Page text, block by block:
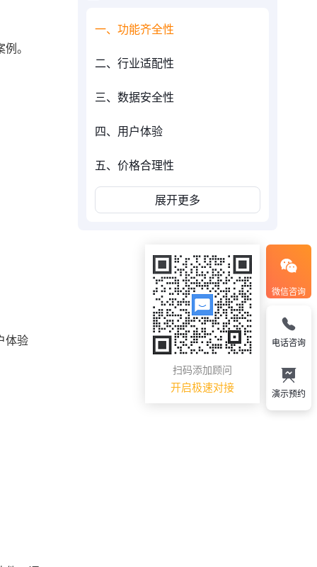
。
体验
一、功能齐全性
二、行业适配性
三、数据安全性
四、用户体验
五、价格合理性
展开更多
微信咨询
扫码添加顾问
开启极速对接
电话咨询
演示预约